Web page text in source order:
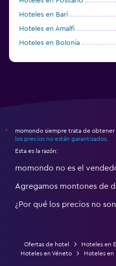
Hoteles en Bari
Hoteles en Amalfi
Hoteles en Bolonia
*
momondo siempre trata de obtener
los precios no están garantizados
Esta es la razón:
momondo no es el
Agregamos montones de
¿Por qué los precios no
Ofertas de hotel Hoteles en
Hoteles en Véneto
Hoteles en